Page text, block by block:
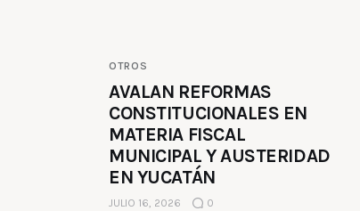
OTROS
AVALAN REFORMAS
CONSTITUCIONALES EN
MATERIA FISCAL
MUNICIPAL Y AUSTERIDAD
EN YUCATÁN
JULIO 16, 2026 0